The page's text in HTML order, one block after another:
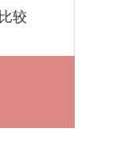
较